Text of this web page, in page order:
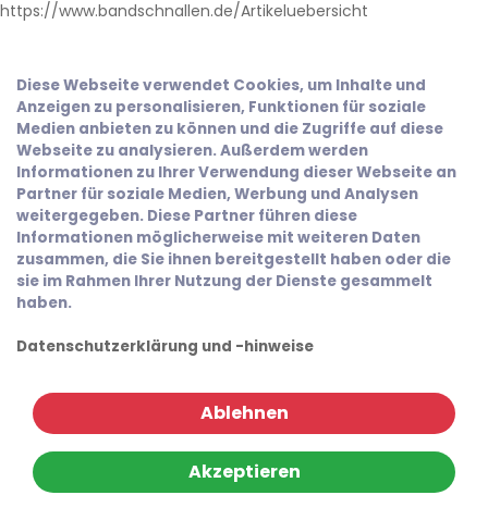
https://www.bandschnallen.de/Artikeluebersicht
Diese Webseite verwendet Cookies, um Inhalte und
Anzeigen zu personalisieren, Funktionen für soziale
Medien anbieten zu können und die Zugriffe auf diese
Webseite zu analysieren. Außerdem werden
Informationen zu Ihrer Verwendung dieser Webseite an
Partner für soziale Medien, Werbung und Analysen
weitergegeben. Diese Partner führen diese
Informationen möglicherweise mit weiteren Daten
zusammen, die Sie ihnen bereitgestellt haben oder die
sie im Rahmen Ihrer Nutzung der Dienste gesammelt
haben.
Datenschutzerklärung und -hinweise
Ablehnen
Akzeptieren